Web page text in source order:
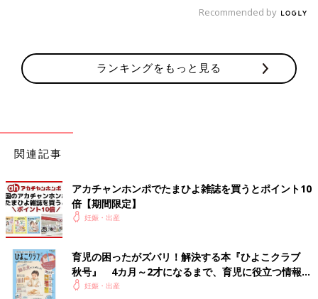
Recommended by
ランキングをもっと見る
関連記事
アカチャンホンポでたまひよ雑誌を買うとポイント10
倍【期間限定】
妊娠・出産
育児の困ったがズバリ！解決する本『ひよこクラブ
秋号』 4カ月～2才になるまで、育児に役立つ情報が
いっぱい！
妊娠・出産